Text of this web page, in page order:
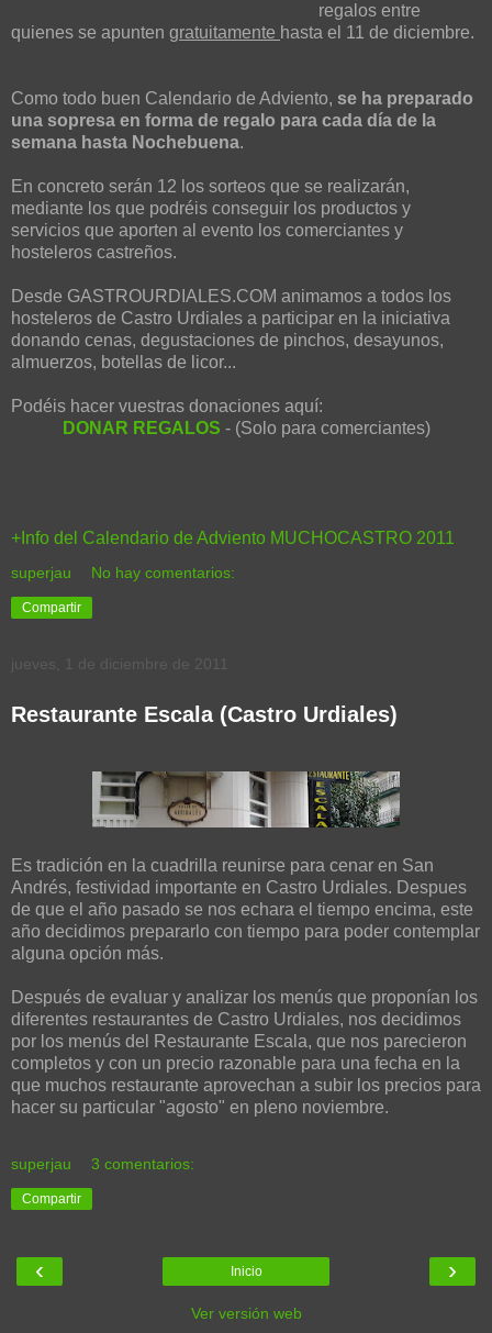
regalos entre
quienes se apunten gratuitamente hasta el 11 de diciembre.
Como todo buen Calendario de Adviento, se ha preparado
una sopresa en forma de regalo para cada día de la
semana hasta Nochebuena.
En concreto serán 12 los sorteos que se realizarán,
mediante los que podréis conseguir los productos y
servicios que aporten al evento los comerciantes y
hosteleros castreños.
Desde GASTROURDIALES.COM animamos a todos los
hosteleros de Castro Urdiales a participar en la iniciativa
donando cenas, degustaciones de pinchos, desayunos,
almuerzos, botellas de licor...
Podéis hacer vuestras donaciones aquí:
DONAR REGALOS - (Solo para comerciantes)
+Info del Calendario de Adviento MUCHOCASTRO 2011
superjau No hay comentarios:
Compartir
jueves, 1 de diciembre de 2011
Restaurante Escala (Castro Urdiales)
Es tradición en la cuadrilla reunirse para cenar en San
Andrés, festividad importante en Castro Urdiales. Despues
de que el año pasado se nos echara el tiempo encima, este
año decidimos prepararlo con tiempo para poder contemplar
alguna opción más.
Después de evaluar y analizar los menús que proponían los
diferentes restaurantes de Castro Urdiales, nos decidimos
por los menús del Restaurante Escala, que nos parecieron
completos y con un precio razonable para una fecha en la
que muchos restaurante aprovechan a subir los precios para
hacer su particular "agosto" en pleno noviembre.
superjau 3 comentarios:
Compartir
‹ ›
Inicio
Ver versión web